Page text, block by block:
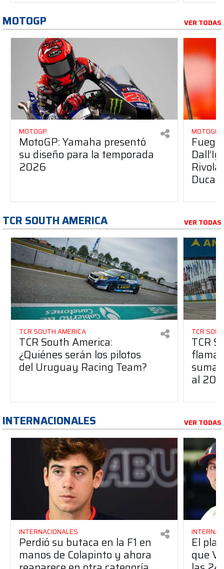
MOTOGP VER TODAS
MOTOGP
MotoGP: Yamaha presentó
su diseño para la temporada
2026
MOTOGP
Ducati
TCR SOUTH AMERICA VER TODAS
TCR SOUTH AMERICA
TCR South America:
¿Quiénes serán los pilotos
del Uruguay Racing Team?
TCR
TCR
suma
al
INTERNACIONALES VER TODAS
INTERNACIONALES
Perdió su butaca en la F1 en
manos de Colapinto y ahora
El
que